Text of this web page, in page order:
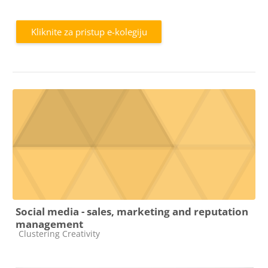
a
y
Kliknite za pristup e-kolegiju
Social media - sales, marketing and reputation
management
Kategorija e-kolegija
Clustering Creativity